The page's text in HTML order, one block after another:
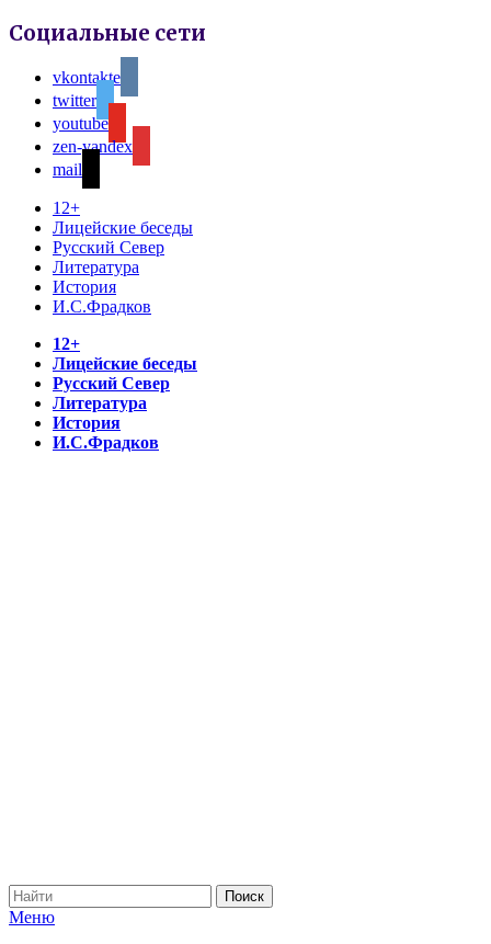
Социальные сети
vkontakte
twitter
youtube
zen-yandex
mail
12+
Лицейские беседы
Русский Север
Литература
История
И.С.Фрадков
12+
Лицейские беседы
Русский Север
Литература
История
И.С.Фрадков
Меню